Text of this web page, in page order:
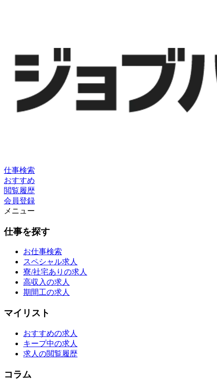
仕事検索
おすすめ
閲覧履歴
会員登録
メニュー
仕事を探す
お仕事検索
スペシャル求人
寮/社宅ありの求人
高収入の求人
期間工の求人
マイリスト
おすすめの求人
キープ中の求人
求人の閲覧履歴
コラム